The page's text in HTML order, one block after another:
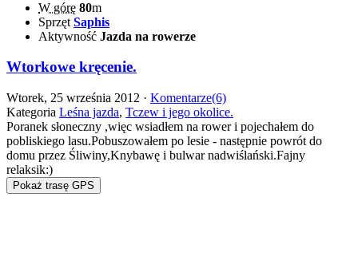
W górę 80m
Sprzęt Saphis
Aktywność Jazda na rowerze
Wtorkowe kręcenie.
Wtorek, 25 września 2012 · Komentarze(6)
Kategoria Leśna jazda, Tczew i jego okolice.
Poranek słoneczny ,więc wsiadłem na rower i pojechałem do
pobliskiego lasu.Pobuszowałem po lesie - następnie powrót do
domu przez Śliwiny,Knybawę i bulwar nadwiślański.Fajny
relaksik:)
Pokaż trasę GPS